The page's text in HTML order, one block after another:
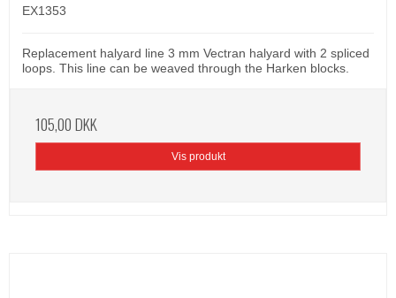
EX1353
Replacement halyard line 3 mm Vectran halyard with 2 spliced
loops. This line can be weaved through the Harken blocks.
105,00 DKK
Vis produkt